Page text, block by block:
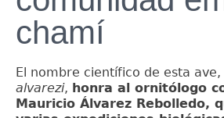
chamí
El nombre científico de esta ave,
alvarezi, honra al ornitólogo
Mauricio Álvarez Rebolledo,